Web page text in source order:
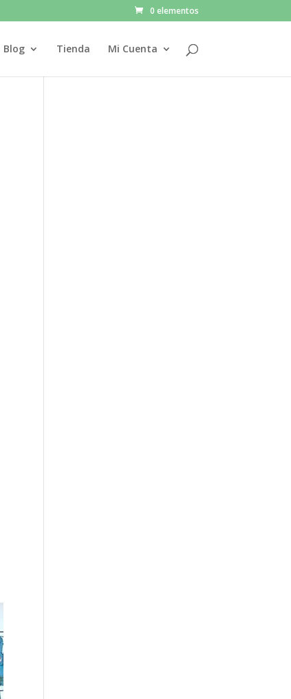
0 elementos
Blog Tienda Mi Cuenta